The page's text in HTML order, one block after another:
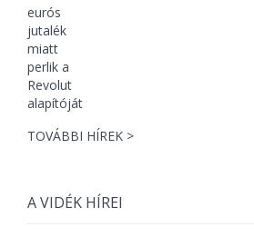
TOVÁBBI HÍREK >
A VIDÉK HÍREI